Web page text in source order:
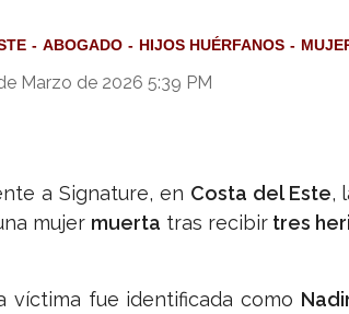
ABOGADO HIJOS HUÉRFANOS
Marzo de 2026 5:39 PM
a Signature, en Costa del Este,
mujer muerta tras recibir tres
víctima fue identificada como